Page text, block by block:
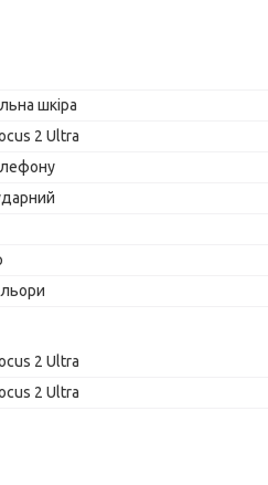
шкіра
2 Ultra
2 Ultra
2 Ultra